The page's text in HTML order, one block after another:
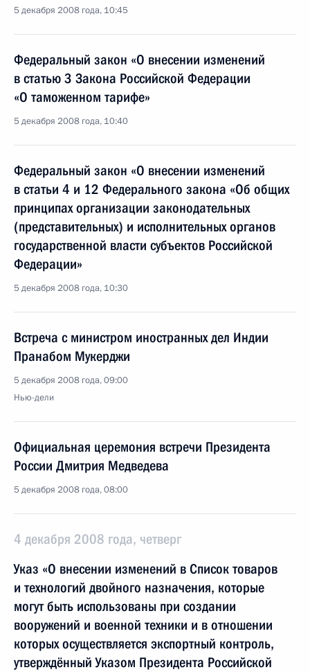
5 декабря 2008 года, 10:45
Федеральный закон «О внесении изменений
в статью 3 Закона Российской Федерации
«О таможенном тарифе»
5 декабря 2008 года, 10:40
Федеральный закон «О внесении изменений
в статьи 4 и 12 Федерального закона «Об общих
принципах организации законодательных
(представительных) и исполнительных органов
государственной власти субъектов Российской
Федерации»
5 декабря 2008 года, 10:30
Встреча с министром иностранных дел Индии
Пранабом Мукерджи
5 декабря 2008 года, 09:00
Нью-дели
Официальная церемония встречи Президента
России Дмитрия Медведева
5 декабря 2008 года, 08:00
4 декабря 2008 года, четверг
Указ «О внесении изменений в Список товаров
и технологий двойного назначения, которые
могут быть использованы при создании
вооружений и военной техники и в отношении
которых осуществляется экспортный контроль,
утверждённый Указом Президента Российской